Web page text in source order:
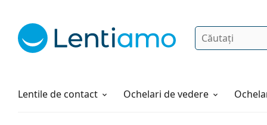
Căutare
Lentile de contact
Soluții Ochelari de vedere
Cum comandați